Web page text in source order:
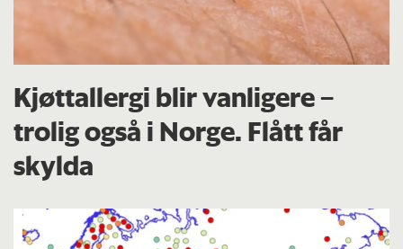
Kjøttallergi blir vanligere –
trolig også i Norge. Flått får
skylda